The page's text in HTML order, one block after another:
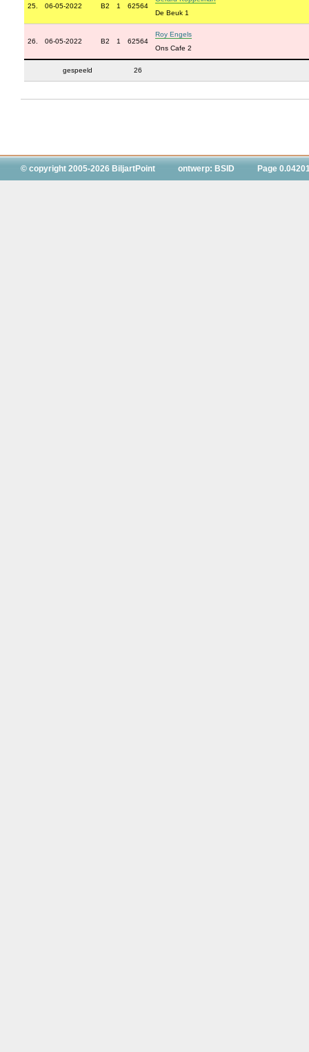
25. 06-05-2022 B2 1 62564
De Beuk 1
26. 06-05-2022 B2 1 62564
Roy Engels
Ons Cafe 2
gespeeld 26
© copyright 2005-2026 BiljartPoint ontwerp: BSID Page